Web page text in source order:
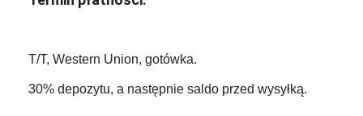
T/T, Western Union, gotówka.
30% depozytu, a następnie saldo przed wysyłką.